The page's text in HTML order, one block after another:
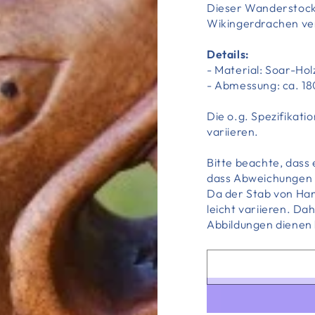
Dieser
Wikingerdrachen
Details:
- Material: Soar-
- Abmessung: ca.
Die o.g.
variieren.
Bitte beachte, dass
dass
Da der Stab von
leicht variieren.
Abbildungen